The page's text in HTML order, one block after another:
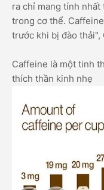
ra chỉ mang tính
trong cơ thể.
trước khi bị đào thải",
Caffeine là một tinh
thích thần kinh nhẹ